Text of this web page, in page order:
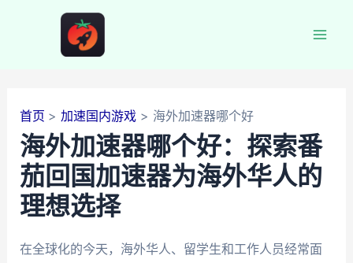
首页 加速国内游戏 海外加速器哪个好
海外加速器哪个好：探索番
茄回国加速器为海外华人的
理想选择
在全球化的今天，海外华人、留学生和工作人员经常面